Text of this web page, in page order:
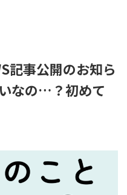
記事公開のお知ら
なの…？初めて